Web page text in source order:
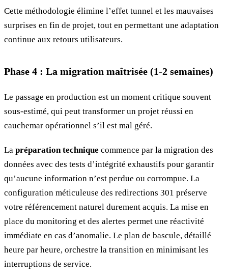
Cette méthodologie élimine l’effet tunnel et les mauvaises
surprises en fin de projet, tout en permettant une adaptation
continue aux retours utilisateurs.
Phase 4 : La migration maîtrisée (1-2 semaines)
Le passage en production est un moment critique souvent
sous-estimé, qui peut transformer un projet réussi en
cauchemar opérationnel s’il est mal géré.
La préparation technique commence par la migration des
données avec des tests d’intégrité exhaustifs pour garantir
qu’aucune information n’est perdue ou corrompue. La
configuration méticuleuse des redirections 301 préserve
votre référencement naturel durement acquis. La mise en
place du monitoring et des alertes permet une réactivité
immédiate en cas d’anomalie. Le plan de bascule, détaillé
heure par heure, orchestre la transition en minimisant les
interruptions de service.